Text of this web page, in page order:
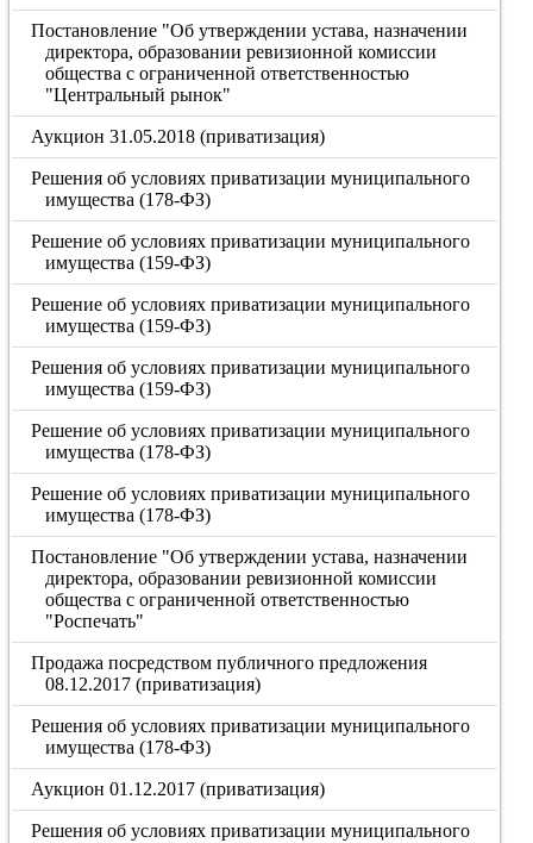
Постановление "Об утверждении устава, назначении
директора, образовании ревизионной комиссии
общества с ограниченной ответственностью
"Центральный рынок"
Аукцион 31.05.2018 (приватизация)
Решения об условиях приватизации муниципального
имущества (178-ФЗ)
Решение об условиях приватизации муниципального
имущества (159-ФЗ)
Решение об условиях приватизации муниципального
имущества (159-ФЗ)
Решения об условиях приватизации муниципального
имущества (159-ФЗ)
Решение об условиях приватизации муниципального
имущества (178-ФЗ)
Решение об условиях приватизации муниципального
имущества (178-ФЗ)
Постановление "Об утверждении устава, назначении
директора, образовании ревизионной комиссии
общества с ограниченной ответственностью
"Роспечать"
Продажа посредством публичного предложения
08.12.2017 (приватизация)
Решения об условиях приватизации муниципального
имущества (178-ФЗ)
Аукцион 01.12.2017 (приватизация)
Решения об условиях приватизации муниципального